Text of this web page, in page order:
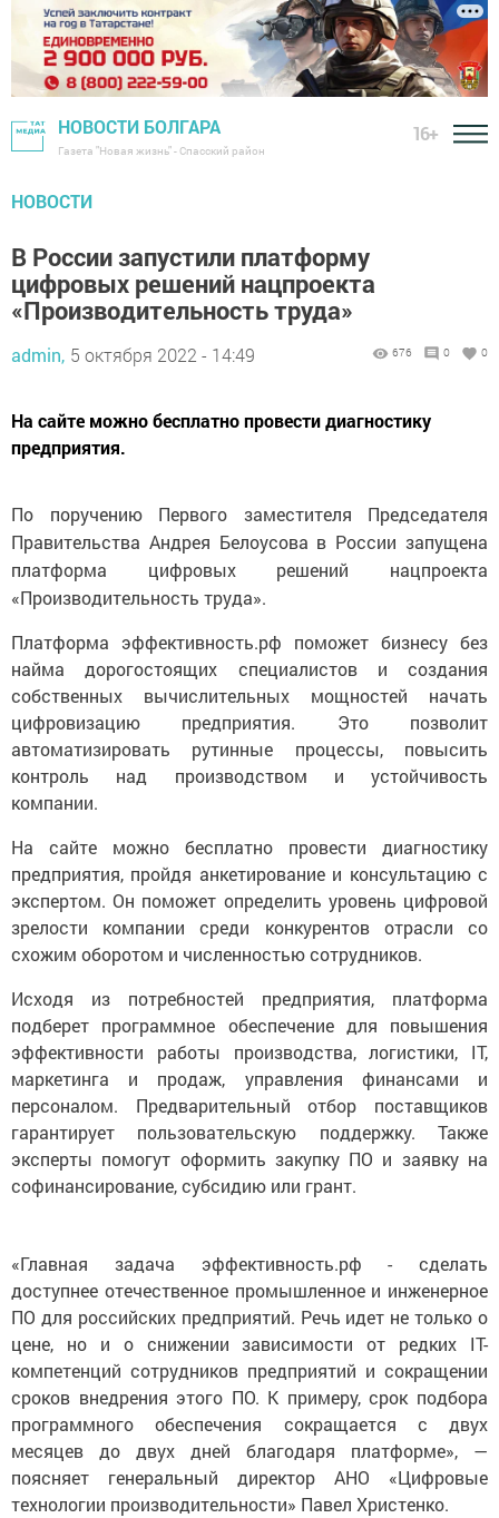
НОВОСТИ БОЛГАРА
Газета "Новая жизнь" - Спасский район
16+
НОВОСТИ
В России запустили платформу
цифровых решений нацпроекта
«Производительность труда»
admin, 5 октября 2022 - 14:49 676 0 0
На сайте можно бесплатно провести диагностику
предприятия.
По поручению Первого заместителя Председателя
Правительства Андрея Белоусова в России запущена
платформа цифровых решений нацпроекта
«Производительность труда».
Платформа эффективность.рф поможет бизнесу без
найма дорогостоящих специалистов и создания
собственных вычислительных мощностей начать
цифровизацию предприятия. Это позволит
автоматизировать рутинные процессы, повысить
контроль над производством и устойчивость
компании.
На сайте можно бесплатно провести диагностику
предприятия, пройдя анкетирование и консультацию с
экспертом. Он поможет определить уровень цифровой
зрелости компании среди конкурентов отрасли со
схожим оборотом и численностью сотрудников.
Исходя из потребностей предприятия, платформа
подберет программное обеспечение для повышения
эффективности работы производства, логистики, IT,
маркетинга и продаж, управления финансами и
персоналом. Предварительный отбор поставщиков
гарантирует пользовательскую поддержку. Также
эксперты помогут оформить закупку ПО и заявку на
софинансирование, субсидию или грант.
«Главная задача эффективность.рф - сделать
доступнее отечественное промышленное и инженерное
ПО для российских предприятий. Речь идет не только о
цене, но и о снижении зависимости от редких IT-
компетенций сотрудников предприятий и сокращении
сроков внедрения этого ПО. К примеру, срок подбора
программного обеспечения сокращается с двух
месяцев до двух дней благодаря платформе», —
поясняет генеральный директор АНО «Цифровые
технологии производительности» Павел Христенко.